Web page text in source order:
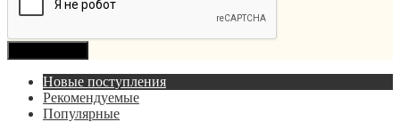
Новые поступления
Рекомендуемые
Популярные